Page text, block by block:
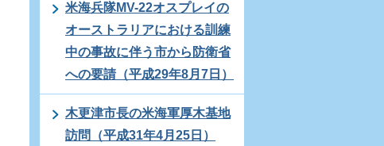
米海兵隊MV-22オスプレイの
オーストラリアにおける訓練
中の事故に伴う市から防衛省
への要請（平成29年8月7日）
木更津市長の米海軍厚木基地
訪問（平成31年4月25日）